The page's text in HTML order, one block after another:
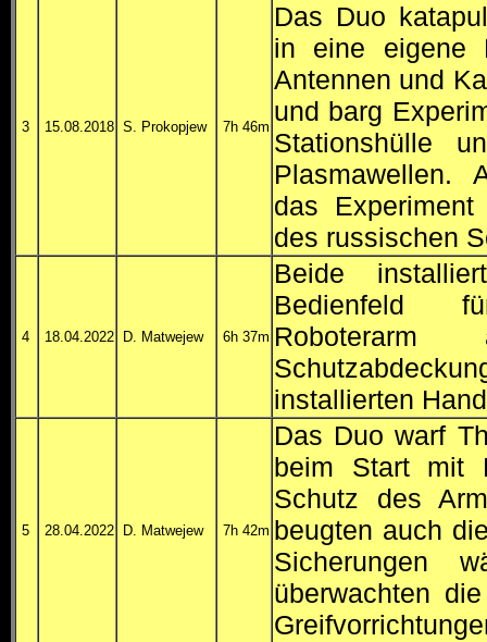
3 15.08.2018 S. Prokopjew 7h 46m
Das Duo
in eine eigene
Antennen und
und barg
Stationshülle
Plasmawellen.
das
des russischen
4 18.04.2022 D. Matwejew 6h 37m
Beide
Bedienfeld
installierten
5 28.04.2022 D. Matwejew 7h 42m
Das Duo warf
beim Start mit
Schutz des
beugten auch
Sicherungen
überwachten